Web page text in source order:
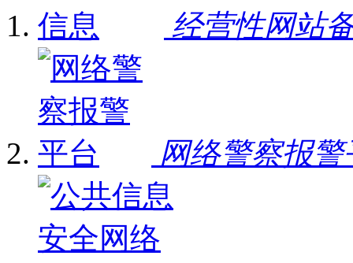
经营性网站
网络警察报警